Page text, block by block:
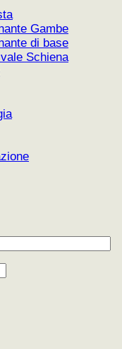
Gambe
di base
Schiena